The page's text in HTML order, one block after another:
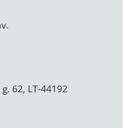
62, LT-44192